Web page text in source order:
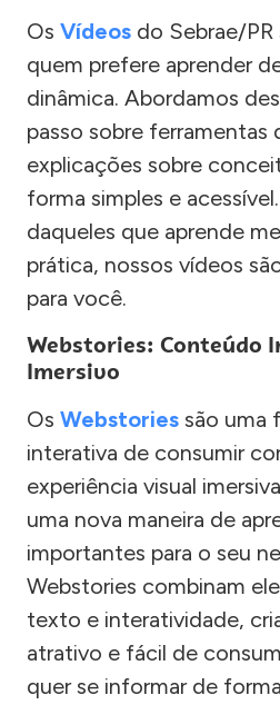
Os Vídeos do Sebrae/PR
quem prefere aprender
dinâmica. Abordamos
passo sobre ferramentas
explicações sobre
forma simples e
daqueles que aprende
prática, nossos vídeos
para você.
Webstories: Conteúdo
Imersivo
Os Webstories são uma
interativa de consumir
experiência visual
uma nova maneira de
importantes para o seu
Webstories combinam
texto e interatividade,
atrativo e fácil de
quer se informar de